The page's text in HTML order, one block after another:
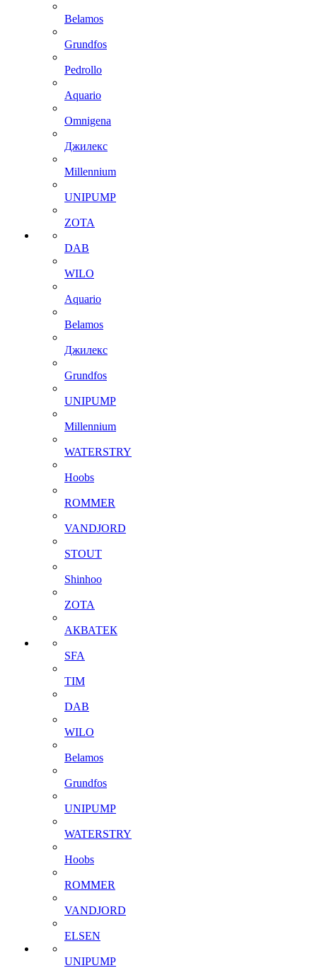
Belamos
Grundfos
Pedrollo
Aquario
Omnigena
Джилекс
Millennium
UNIPUMP
ZOTA
DAB
WILO
Aquario
Belamos
Джилекс
Grundfos
UNIPUMP
Millennium
WATERSTRY
Hoobs
ROMMER
VANDJORD
STOUT
Shinhoo
ZOTA
АКВАТЕК
SFA
TIM
DAB
WILO
Belamos
Grundfos
UNIPUMP
WATERSTRY
Hoobs
ROMMER
VANDJORD
ELSEN
UNIPUMP